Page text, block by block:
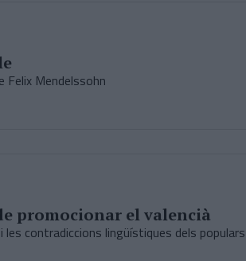
Felix Mendelssohn
promocionar el valencià
les contradiccions lingüístiques dels populars